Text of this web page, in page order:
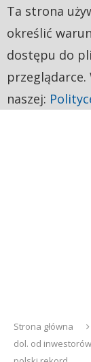
Strona główna
dol. od
Ta strona
określić
dostępu do
naszej: